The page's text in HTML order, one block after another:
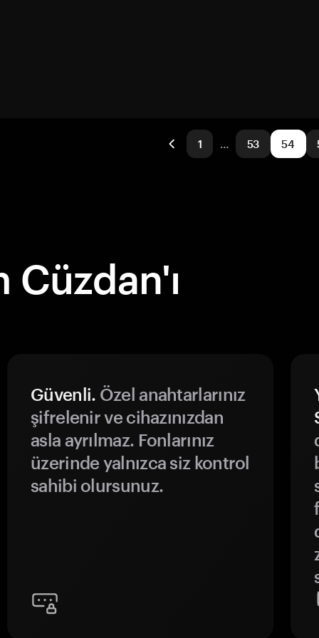
1 … 53 54
Güvenli. Özel anahtarlarınız
şifrelenir ve cihazınızdan
asla ayrılmaz. Fonlarınız
üzerinde yalnızca siz kontrol
sahibi olursunuz.